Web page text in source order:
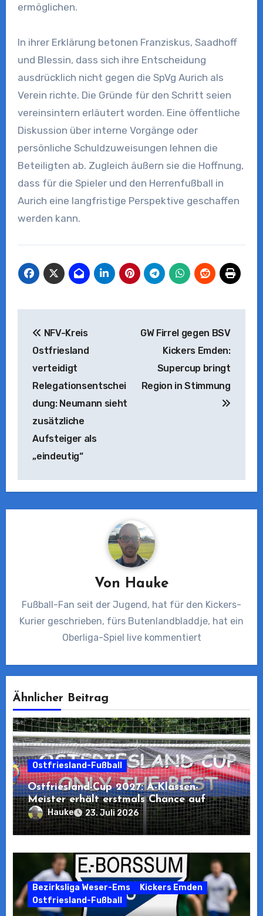
ermöglichen.
In ihrer Erklärung betonen Franziskus, Saadhoff
und Blessin, dass sich ihre Entscheidung
ausdrücklich nicht gegen die SpVg Aurich als
Verein richte. Die Gründe für den Schritt seien
vereinsintern erläutert worden. Eine öffentliche
Diskussion über interne Vorgänge oder
persönliche Schuldzuweisungen lehnen die
Beteiligten ab. Zugleich äußern sie die Hoffnung,
dass für die Spieler und den Herrenfußball in
Aurich eine langfristige Perspektive geschaffen
werden kann.
NFV-Kreis
Ostfriesland
verteidigt
Relegationsentschei
dung: Neumann sieht
zusätzliche
Aufsteiger als
„eindeutig“
GW Firrel gegen BSV
Kickers Emden:
Supercup bringt
Region in Stimmung
Von Hauke
Fußball-Fan seit der Jugend, hat für den Kickers-
Kurier geschrieben, fürs Butenlandbladdje, hat ein
Oberliga-Spiel live kommentiert
Ähnlicher Beitrag
Ostfriesland-Fußball
Ostfriesland-Cup 2027: A-Klassen-
Meister erhält erstmals Chance auf
Teilnahme
Hauke 23. Juli 2026
Bezirksliga Weser-Ems
Kickers Emden
Ostfriesland-Fußball